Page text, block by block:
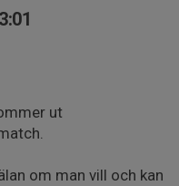
ut
om man vill och kan